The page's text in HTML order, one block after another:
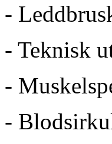
-
- Teknisk
-
-